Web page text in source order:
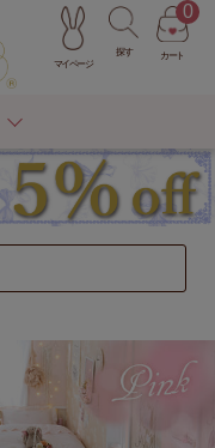
マイページ
探す カート
0